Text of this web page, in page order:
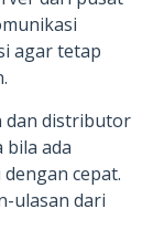
agar tetap
dan distributor
bila ada
cepat.
ulasan dari